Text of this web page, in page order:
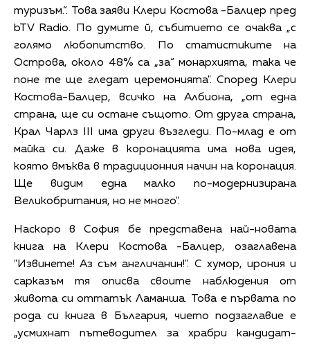
туризъм.“. Това заяви Клери Костова -Балцер пред
bTV Radio. По думите й, събитието се очаква „с
голямо любопитство. По статистиките на
Острова, около 48% са „за“ монархията, така че
поне те ще гледат церемонията". Според Клери
Костова-Балцер, всичко на Албиона, „от една
страна, ще си остане същото. От друга страна,
Крал Чарлз III има други възгледи. По-млад е от
майка си. Даже в коронацията има нова идея,
която вмъква в традиционния начин на коронация.
Ще видим една малко по-модернизирана
Великобритания, но не много".
Наскоро в София бе представена най-новата
книга на Клери Костова -Балцер, озаглавена
"Извинете! Аз съм англичанин!". С хумор, ирония и
сарказъм тя описва своите наблюдения от
живота си оттатък Ламанша. Това е първата по
рода си книга в България, чието подзаглавие е
„усмихнат пътеводител за храбри кандидат-